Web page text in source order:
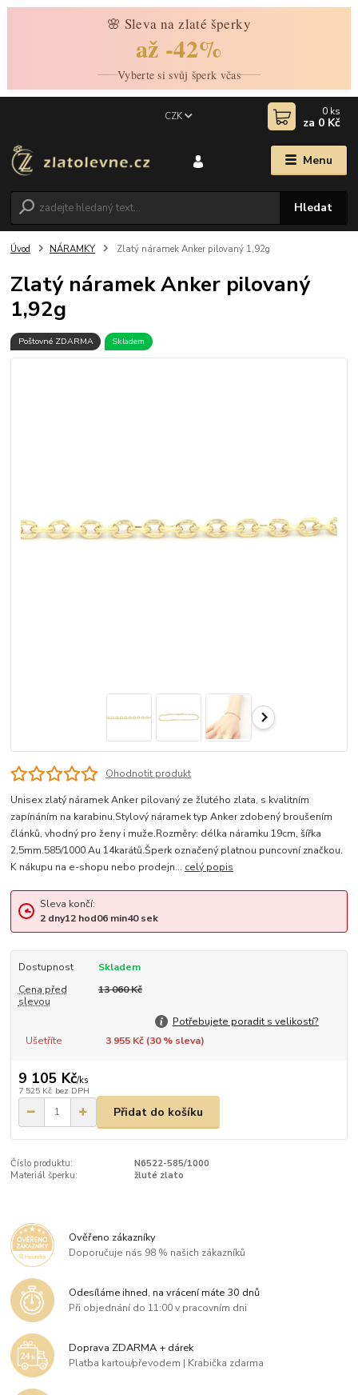
🌸 Sleva na zlaté šperky
až -42%
Vyberte si svůj šperk včas
Menu
CZK
Hledat
0 ks
za 0 Kč
Úvod NÁRAMKY Zlatý náramek Anker pilovaný 1,92g
Zlatý náramek Anker pilovaný
1,92g
Poštovné ZDARMA Skladem
Ohodnotit produkt
Unisex zlatý náramek Anker pilovaný ze žlutého zlata, s kvalitním
zapínáním na karabinu.Stylový náramek typ Anker zdobený broušením
článků, vhodný pro ženy i muže.Rozměry: délka náramku 19cm, šířka
2,5mm.585/1000 Au 14karátů.Šperk označený platnou puncovní značkou.
K nákupu na e-shopu nebo prodejn... celý popis
Sleva končí:
2 dny12hod06min39sek
Dostupnost
Skladem
Cena před
slevou
13 060 Kč
Potřebujete poradit s velikostí?
Ušetříte
3 955 Kč (30% sleva)
9 105 Kč/ks
7 525 Kč bez DPH
Přidat do košíku
Číslo produktu:
N6522-585/1000
Materiál šperku:
žluté zlato
Ověřeno zákazníky
Doporučuje nás 98 % našich zákazníků
Odesíláme ihned, na vrácení máte 30 dnů
Při objednání do 11:00 v pracovním dni
Doprava ZDARMA + dárek
Platba kartou/převodem | Krabička zdarma